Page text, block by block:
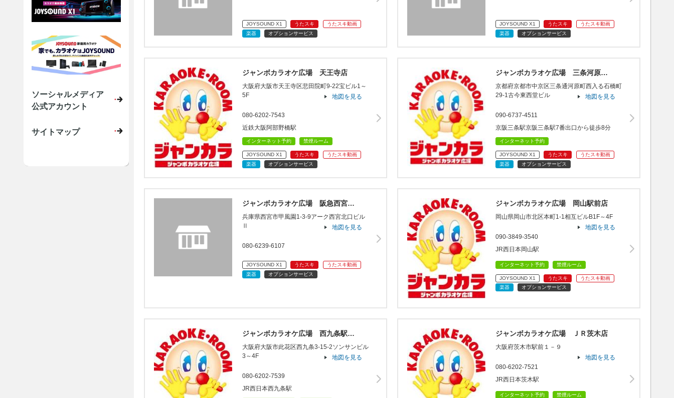
JOYSOUND X1 うたスキ
うたスキ動画
楽器
オプションサービス
JOYSOUND X1 うたスキ
うたスキ動画
楽器
オプションサービス
ジャンボカラオケ広場 天王寺店
大阪府大阪市天王寺区悲田院町9-22宝ビル1～
5F
080-6202-7543
近鉄大阪阿部野橋駅
インターネット予約 禁煙ルーム
JOYSOUND X1 うたスキ
うたスキ動画
楽器
オプションサービス
地図を見る
ジャンボカラオケ広場 三条河原…
京都府京都市中京区三条通河原町西入る石橋町
29-1古今東西堂ビル
090-6737-4511
京阪三条駅京阪三条駅7番出口から徒歩8分
インターネット予約
JOYSOUND X1 うたスキ
うたスキ動画
楽器
オプションサービス
地図を見る
ジャンボカラオケ広場 阪急西宮…
兵庫県西宮市甲風園1-3-9アーク西宮北口ビル
Ⅱ
080-6239-6107
JOYSOUND X1 うたスキ
うたスキ動画
楽器
オプションサービス
地図を見る
ジャンボカラオケ広場 岡山駅前店
岡山県岡山市北区本町1-1相互ビルB1F～4F
090-3849-3540
JR西日本岡山駅
インターネット予約 禁煙ルーム
JOYSOUND X1 うたスキ
うたスキ動画
楽器
オプションサービス
地図を見る
ジャンボカラオケ広場 西九条駅…
大阪府大阪市此花区西九条3-15-2ソンサンビル
3～4F
080-6202-7539
JR西日本西九条駅
地図を見る
ジャンボカラオケ広場 ＪＲ茨木店
大阪府茨木市駅前１－９
080-6202-7521
JR西日本茨木駅
インターネット予約 禁煙ルーム
地図を見る
ソーシャルメディア
公式アカウント
サイトマップ